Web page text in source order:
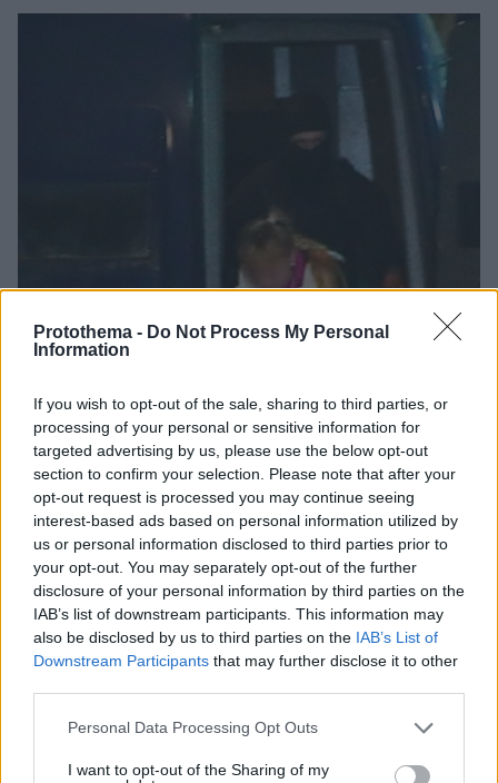
Protothema - Do Not Process My Personal
Information
If you wish to opt-out of the sale, sharing to third parties, or
processing of your personal or sensitive information for
targeted advertising by us, please use the below opt-out
section to confirm your selection. Please note that after your
opt-out request is processed you may continue seeing
interest-based ads based on personal information utilized by
us or personal information disclosed to third parties prior to
your opt-out. You may separately opt-out of the further
disclosure of your personal information by third parties on the
IAB’s list of downstream participants. This information may
also be disclosed by us to third parties on the IAB’s List of
Downstream Participants that may further disclose it to other
Please note that this website/app uses one or more Google
not limited to your visit or usage behaviour. You may click to
Personal Data Processing Opt Outs
I want to opt-out of the Sharing of my
Στη ΓΑΔΑ κρατείται η 46χρονη που κατηγορείται
για την επίθεση στη Marfin, δείτε βίντεο και
φωτογραφίες
06.08.2026, 23:17